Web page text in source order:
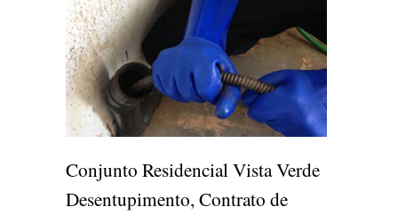
Conjunto Residencial Vista Verde
Desentupimento, Contrato de